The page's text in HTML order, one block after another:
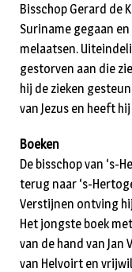
Bisschop Gerard de
Suriname gegaan
melaatsen.
gestorven aan die
hij de zieken
van Jezus en heeft
Boeken
De bisschop van ‘s-
terug naar ‘s-
Verstijnen ontving
Het jongste boek
van de hand van
van Helvoirt en